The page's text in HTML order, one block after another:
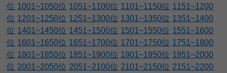
位 1001~1050位 1051~1100位 1101~1150位 1151~1200
位 1201~1250位 1251~1300位 1301~1350位 1351~1400
位 1401~1450位 1451~1500位 1501~1550位 1551~1600
位 1601~1650位 1651~1700位 1701~1750位 1751~1800
位 1801~1850位 1851~1900位 1901~1950位 1951~2000
位 2001~2050位 2051~2100位 2101~2150位 2151~2200